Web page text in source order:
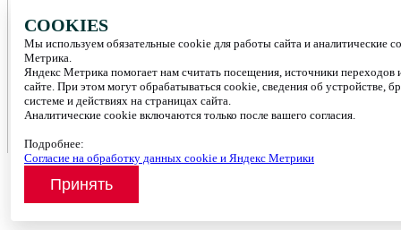
COOKIES
Мы используем обязательные cookie для работы сайта и аналитические
Метрика.
Яндекс Метрика помогает нам считать посещения, источники переходов
сайте. При этом могут обрабатываться cookie, сведения об устройстве,
системе и действиях на страницах сайта.
Аналитические cookie включаются только после вашего согласия.
Подробнее:
Согласие на обработку данных cookie и Яндекс Метрики
Принять